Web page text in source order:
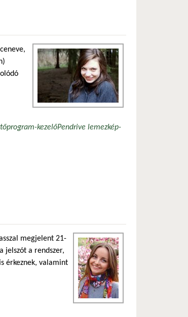
kezelőPendrive lemezkép-
megjelent 21-
jelszót a rendszer,
érkeznek, valamint